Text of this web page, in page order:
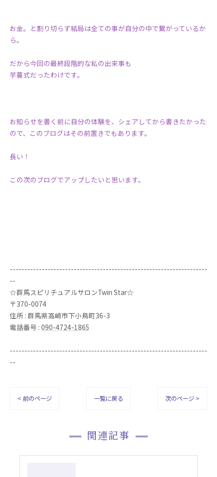
お金。と割り切らず結局は全ての事が自分の中で繋がっているか
ら。
だから今回の最終段階的な私の出来事も
芋蔓式だったわけです。
お知らせを書く前に自分の体験を、シェアしてから書きたかった
ので、このブログはその前置きでもあります。
長い！
この次のブログでアップしたいと思います。
--------------------------------------------------------------------
--
☆群馬スピリチュアルサロンTwin Star☆
〒370-0074
住所 : 群馬県高崎市下小鳥町36-3
電話番号 : 090-4724-1865
--------------------------------------------------------------------
--
< 前のページ 一覧に戻る 次のページ >
関連記事